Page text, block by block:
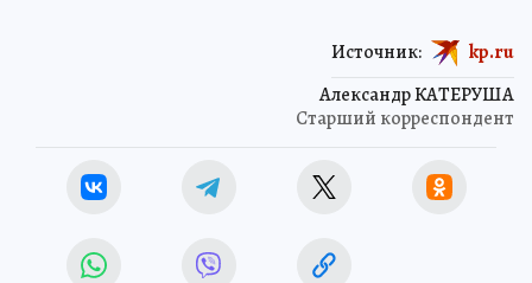
Александр КАТЕРУША
Старший корреспондент
Источник: kp.ru